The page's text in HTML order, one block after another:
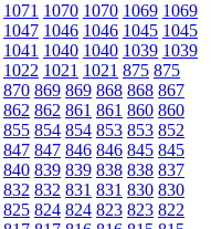
1071 1070 1070 1069 1069
1047 1046 1046 1045 1045
1041 1040 1040 1039 1039
1022 1021 1021 875 875
870 869 869 868 868 867
862 862 861 861 860 860
855 854 854 853 853 852
847 847 846 846 845 845
840 839 839 838 838 837
832 832 831 831 830 830
825 824 824 823 823 822